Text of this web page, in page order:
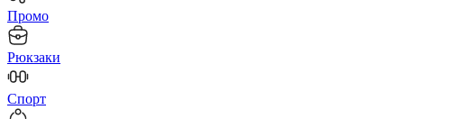
Промо
Рюкзаки
Спорт